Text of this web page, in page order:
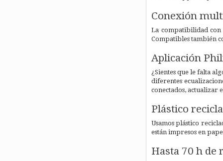
Conexión
La compatibilidad con
Compatibles también
Aplicación
¿Sientes que le falta
diferentes
conectados, actualizar
Plástico
Usamos plástico
están impresos en
Hasta 70 h de